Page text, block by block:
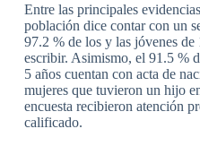
Entre las principales
población dice contar con un
97.2 % de los y las jóvenes de
escribir. Asimismo, el 91.5 %
5 años cuentan con acta de
mujeres que tuvieron un hijo
encuesta recibieron atención
calificado.